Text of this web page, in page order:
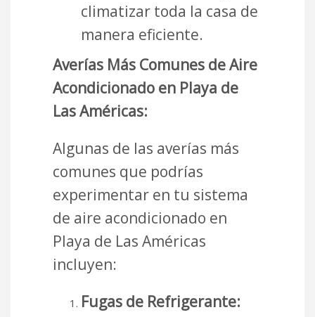
climatizar toda la casa de
manera eficiente.
Averías Más Comunes de Aire
Acondicionado en Playa de
Las Américas:
Algunas de las averías más
comunes que podrías
experimentar en tu sistema
de aire acondicionado en
Playa de Las Américas
incluyen:
Fugas de Refrigerante: